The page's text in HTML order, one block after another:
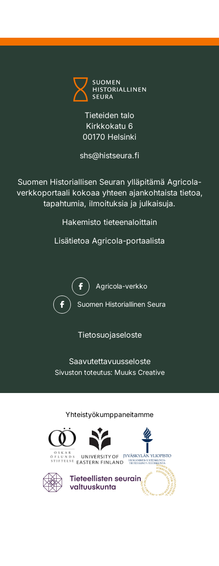
Tieteiden talo
Kirkkokatu 6
00170 Helsinki
shs@histseura.fi
Suomen Historiallisen Seuran ylläpitämä Agricola-
verkkoportaali kokoaa yhteen ajankohtaista tietoa,
tapahtumia, ilmoituksia ja julkaisuja.
Hakemisto tieteenaloittain
Lisätietoa Agricola-portaalista
Agricola-verkko
Suomen Historiallinen Seura
Tietosuojaseloste
Saavutettavuusseloste
Sivuston toteutus: Muuks Creative
Yhteistyökumppaneitamme